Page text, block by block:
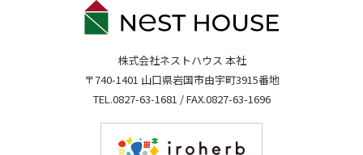
株式会社ネストハウス 本社
〒740-1401 山口県岩国市由宇町3915番地
TEL.0827-63-1681 / FAX.0827-63-1696